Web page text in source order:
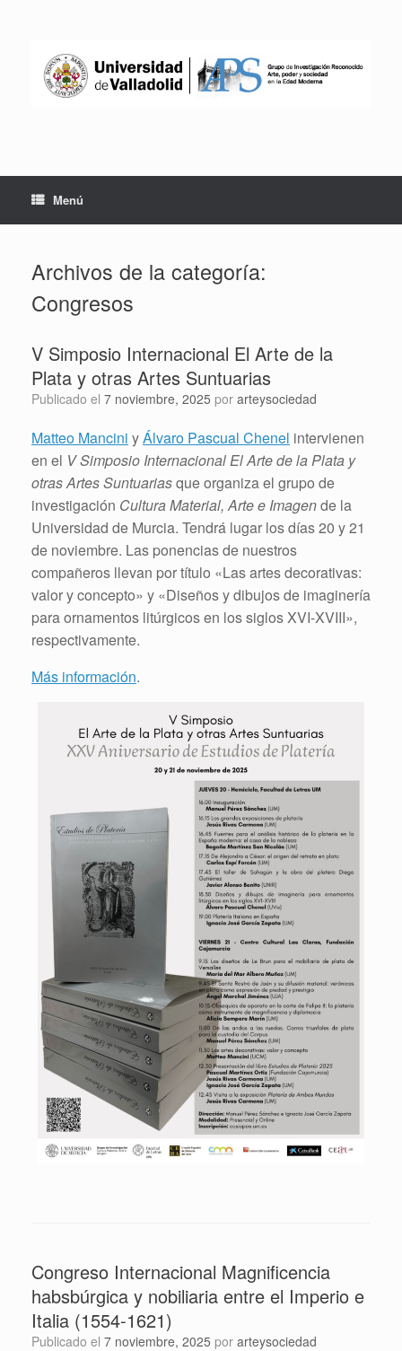
Menú
Archivos de la categoría:
Congresos
V Simposio Internacional El Arte de la
Plata y otras Artes Suntuarias
Publicado el 7 noviembre, 2025 por arteysociedad
Matteo Mancini yÁlvaro Pascual Chenel intervienen
en el V Simposio Internacional El Arte de la Plata y
otras Artes Suntuariasque organiza el grupo de
investigación Cultura Material, Arte e Imagende la
Universidad de Murcia. Tendrá lugar los días 20 y 21
de noviembre. Las ponencias de nuestros
compañeros llevan por título «Las artes decorativas:
valor y concepto» y «Diseños y dibujos de imaginería
para ornamentos litúrgicos en los siglos XVI-XVIII»,
respectivamente.
Más información.
Congreso Internacional Magnificencia
habsbúrgica y nobiliaria entre el Imperio e
Italia (1554-1621)
Publicado el 7 noviembre, 2025 por arteysociedad